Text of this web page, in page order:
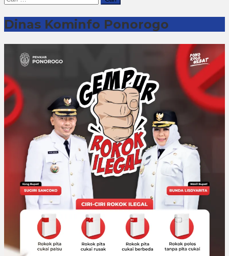
untuk:
Dinas Kominfo Ponorogo